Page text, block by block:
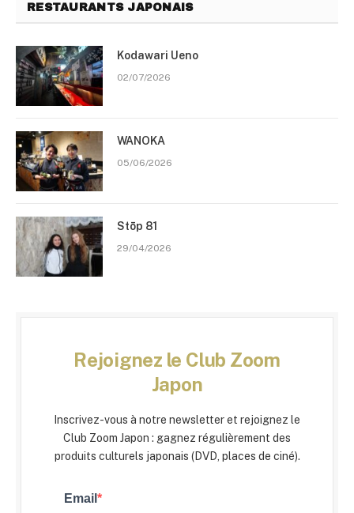
RESTAURANTS JAPONAIS
Kodawari Ueno
02/07/2026
WANOKA
05/06/2026
Stōp 81
29/04/2026
Rejoignez le Club Zoom
Japon
Inscrivez-vous à notre newsletter et rejoignez le
Club Zoom Japon : gagnez régulièrement des
produits culturels japonais (DVD, places de ciné).
Email